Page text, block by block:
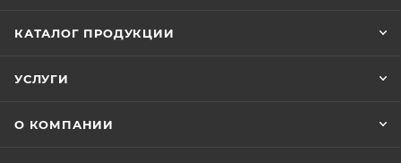
КАТАЛОГ ПРОДУКЦИИ
УСЛУГИ
О КОМПАНИИ